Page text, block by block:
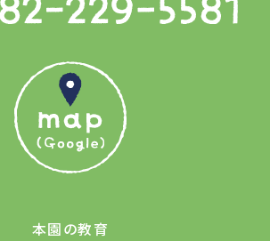
本園の教育